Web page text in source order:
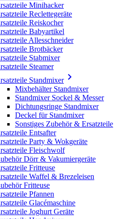
Minihacker
Reclettegeräte
Reiskocher
Babyartikel
Allesschneider
Brotbäcker
Stabmixer
Steamer
Standmixer
Mixbehälter Standmixer
Standmixer Sockel & Messer
Dichtungsringe Standmixer
Deckel für Standmixer
Sonstiges Zubehör & Ersatzteile
Entsafter
Party & Wokgeräte
Fleischwolf
Dörr & Vakumiergeräte
Fritteuse
Waffel & Brezeleisen
Fritteuse
Pfannen
Glacémaschine
Joghurt Geräte